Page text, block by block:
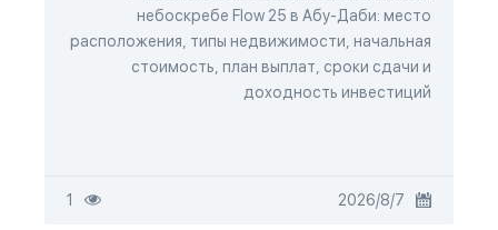
небоскребе Flow 25 в Абу-Даби: место
расположения, типы недвижимости, начальная
стоимость, план выплат, сроки сдачи и
доходность инвестиций
7‏/8‏/2026
1